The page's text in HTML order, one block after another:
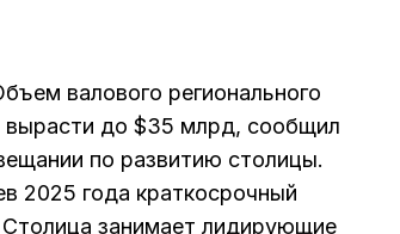
валового регионального
до $35 млрд, сообщил
по развитию столицы.
2025 года краткосрочный
Столица занимает лидирующие